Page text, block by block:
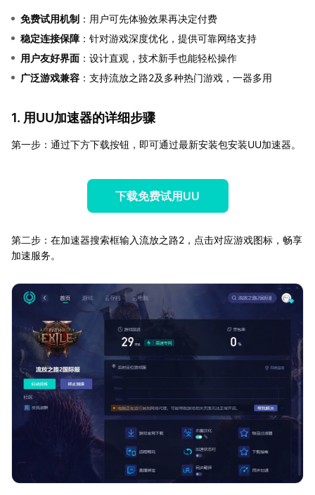
免费试用机制 ：用户可先体验效果再决定付费
稳定连接保障 ：针对游戏深度优化，提供可靠网络支持
用户友好界面 ：设计直观，技术新手也能轻松操作
广泛游戏兼容 ：支持流放之路2及多种热门游戏，一器多用
1. 用UU加速器的详细步骤
第一步：通过下方下载按钮，即可通过最新安装包安装UU加速器。
下载免费试用UU
第二步：在加速器搜索框输入流放之路2，点击对应游戏图标，畅享
加速服务。